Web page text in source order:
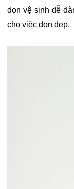
dọn vệ sinh dễ
cho việc dọn dẹp.